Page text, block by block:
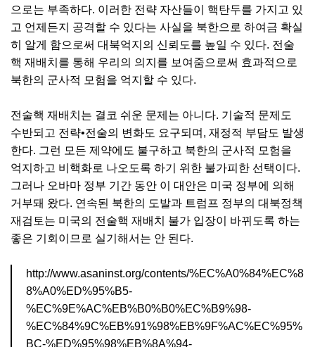
으로는 부족하다. 이러한 전략 자산들이 핵탄두를 가지고 있
고 언제든지 공격할 수 있다는 사실을 북한으로 하여금 확실
히 알게 함으로써 대북억지의 신뢰도를 높일 수 있다. 전술
핵 재배치를 통해 우리의 의지를 보여줌으로써 효과적으로
북한의 군사적 모험을 억지할 수 있다.
전술핵 재배치는 결코 쉬운 문제는 아니다. 기술적 문제도
수반되고 전략•전술의 변화도 요구되며, 재정적 부담도 발생
한다. 그런 모든 제약에도 불구하고 북한의 군사적 모험을
억지하고 비핵화로 나오도록 하기 위한 불가피한 선택이다.
그러나 오바마 정부 기간 동안 이 대안은 미국 정부에 의해
거부돼 왔다. 연속된 북한의 도발과 트럼프 정부의 대북정책
재검토는 미국의 전술핵 재배치 불가 입장이 바뀌도록 하는
좋은 기회이므로 실기해서는 안 된다.
http://www.asaninst.org/contents/%EC%A0%84%EC%8
8%A0%ED%95%B5-
%EC%9E%AC%EB%B0%B0%EC%B9%98-
%EC%84%9C%EB%91%98%EB%9F%AC%EC%95%
BC-%ED%95%98%EB%8A%94-